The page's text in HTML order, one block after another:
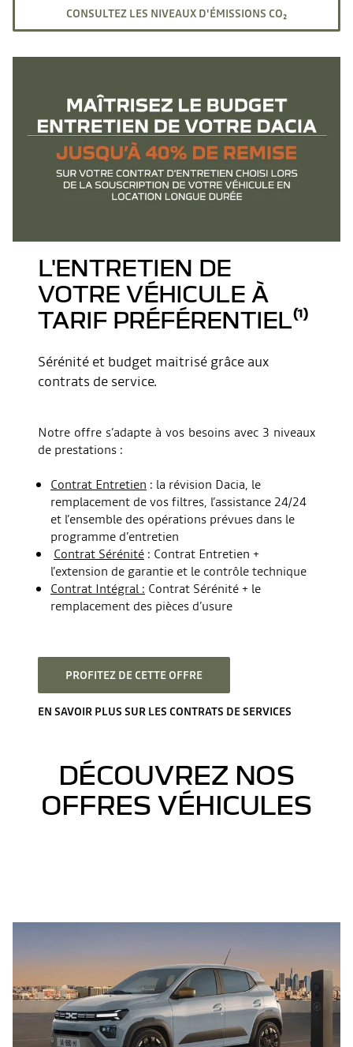
CONSULTEZ LES NIVEAUX D'ÉMISSIONS CO₂
L'ENTRETIEN DE
VOTRE VÉHICULE À
TARIF PRÉFÉRENTIEL⁽¹⁾
Sérénité et budget maitrisé grâce aux
contrats de service.
Notre offre s’adapte à vos besoins avec 3 niveaux
de prestations :
Contrat Entretien : la révision Dacia, le
remplacement de vos filtres, l’assistance 24/24
et l’ensemble des opérations prévues dans le
programme d’entretien
Contrat Sérénité : Contrat Entretien +
l’extension de garantie et le contrôle technique
Contrat Intégral : Contrat Sérénité + le
remplacement des pièces d’usure
PROFITEZ DE CETTE OFFRE
EN SAVOIR PLUS SUR LES CONTRATS DE SERVICES
DÉCOUVREZ NOS
OFFRES VÉHICULES